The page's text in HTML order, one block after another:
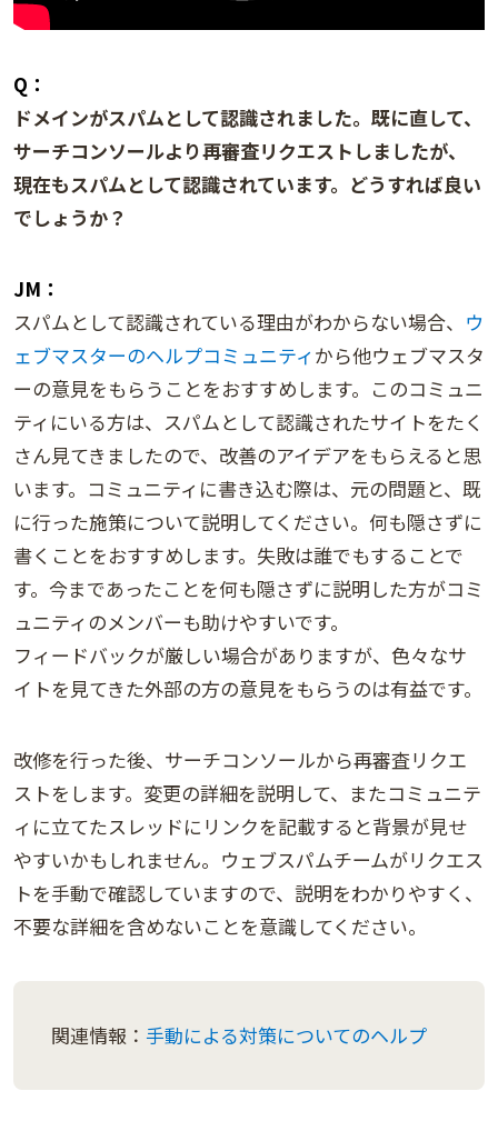
Q：
ドメインがスパムとして認識されました。既に直して、
サーチコンソールより再審査リクエストしましたが、
現在もスパムとして認識されています。どうすれば良い
でしょうか？
JM：
スパムとして認識されている理由がわからない場合、 ウ
ェブマスターのヘルプコミュニティ から他ウェブマスタ
ーの意見をもらうことをおすすめします。このコミュニ
ティにいる方は、スパムとして認識されたサイトをたく
さん見てきましたので、改善のアイデアをもらえると思
います。コミュニティに書き込む際は、元の問題と、既
に行った施策について説明してください。何も隠さずに
書くことをおすすめします。失敗は誰でもすることで
す。今まであったことを何も隠さずに説明した方がコミ
ュニティのメンバーも助けやすいです。
フィードバックが厳しい場合がありますが、色々なサ
イトを見てきた外部の方の意見をもらうのは有益です。
改修を行った後、サーチコンソールから再審査リクエ
ストをします。変更の詳細を説明して、またコミュニテ
ィに立てたスレッドにリンクを記載すると背景が見せ
やすいかもしれません。ウェブスパムチームがリクエス
トを手動で確認していますので、説明をわかりやすく、
不要な詳細を含めないことを意識してください。
関連情報： 手動による対策についてのヘルプ